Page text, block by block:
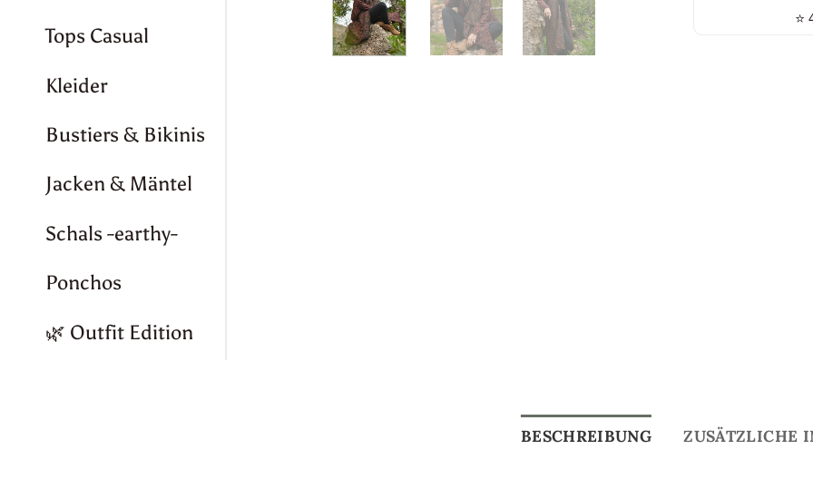
Tops Casual
Kleider
Bustiers & Bikinis
Jacken & Mäntel
Schals -earthy-
Ponchos
🌿 Outfit Edition
⭐
BESCHREIBUNG ZUSÄTZLICHE